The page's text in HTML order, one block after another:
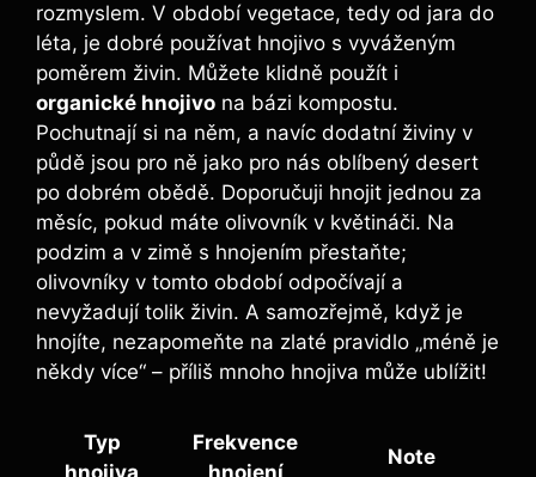
rozmyslem. V období vegetace, tedy od jara do
léta, je dobré používat hnojivo s vyváženým
poměrem živin. Můžete klidně použít i
organické hnojivo na bázi kompostu.
Pochutnají si na něm, a navíc dodatní živiny v
půdě jsou pro ně jako pro nás oblíbený desert
po dobrém obědě. Doporučuji hnojit jednou za
měsíc, pokud máte olivovník v květináči. Na
podzim a v zimě s hnojením přestaňte;
olivovníky v tomto období odpočívají a
nevyžadují tolik živin. A samozřejmě, když je
hnojíte, nezapomeňte na zlaté pravidlo „méně je
někdy více“ – příliš mnoho hnojiva může ublížit!
Typ
Frekvence
Note